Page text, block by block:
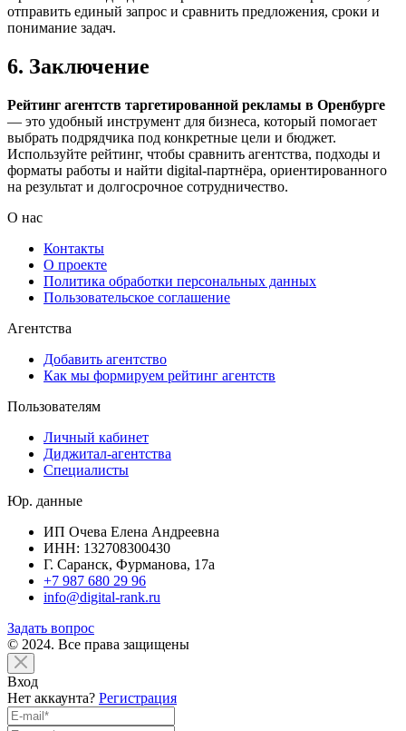
отправить единый запрос и сравнить предложения, сроки и
понимание задач.
6. Заключение
Рейтинг агентств таргетированной рекламы в Оренбурге
— это удобный инструмент для бизнеса, который помогает
выбрать подрядчика под конкретные цели и бюджет.
Используйте рейтинг, чтобы сравнить агентства, подходы и
форматы работы и найти digital-партнёра, ориентированного
на результат и долгосрочное сотрудничество.
О нас
Контакты
О проекте
Политика обработки персональных данных
Пользовательское соглашение
Агентства
Добавить агентство
Как мы формируем рейтинг агентств
Пользователям
Личный кабинет
Диджитал-агентства
Специалисты
Юр. данные
ИП Очева Елена Андреевна
ИНН: 132708300430
Г. Саранск, Фурманова, 17а
+7 987 680 29 96
info@digital-rank.ru
Задать вопрос
© 2024. Все права защищены
Вход
Нет аккаунта? Регистрация